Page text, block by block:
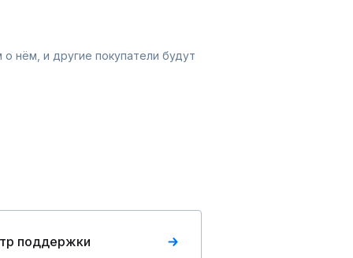
нём, и другие покупатели будут
поддержки